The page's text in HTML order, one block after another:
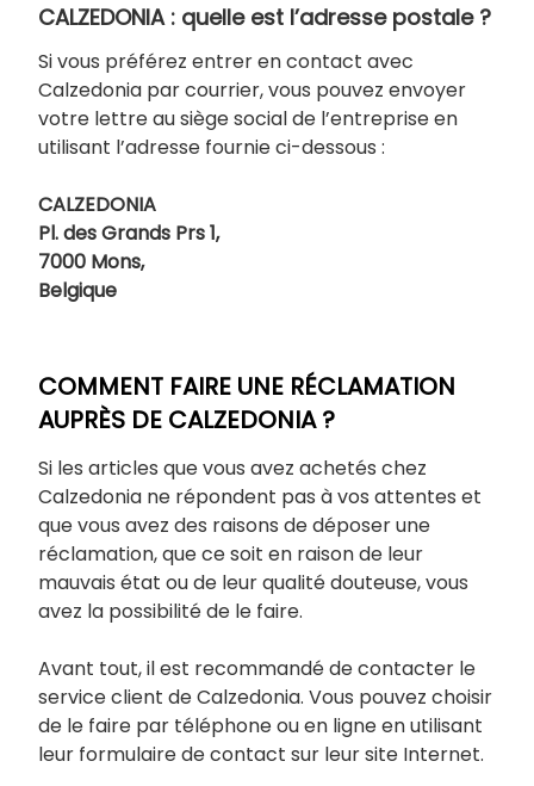
CALZEDONIA : quelle est l’adresse postale ?
Si vous préférez entrer en contact avec
Calzedonia par courrier, vous pouvez envoyer
votre lettre au siège social de l’entreprise en
utilisant l’adresse fournie ci-dessous :
CALZEDONIA
Pl. des Grands Prs 1,
7000 Mons,
Belgique
COMMENT FAIRE UNE RÉCLAMATION
AUPRÈS DE CALZEDONIA ?
Si les articles que vous avez achetés chez
Calzedonia ne répondent pas à vos attentes et
que vous avez des raisons de déposer une
réclamation, que ce soit en raison de leur
mauvais état ou de leur qualité douteuse, vous
avez la possibilité de le faire.
Avant tout, il est recommandé de contacter le
service client de Calzedonia. Vous pouvez choisir
de le faire par téléphone ou en ligne en utilisant
leur formulaire de contact sur leur site Internet.